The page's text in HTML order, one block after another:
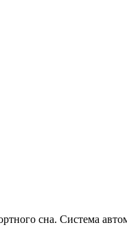
сна. Система